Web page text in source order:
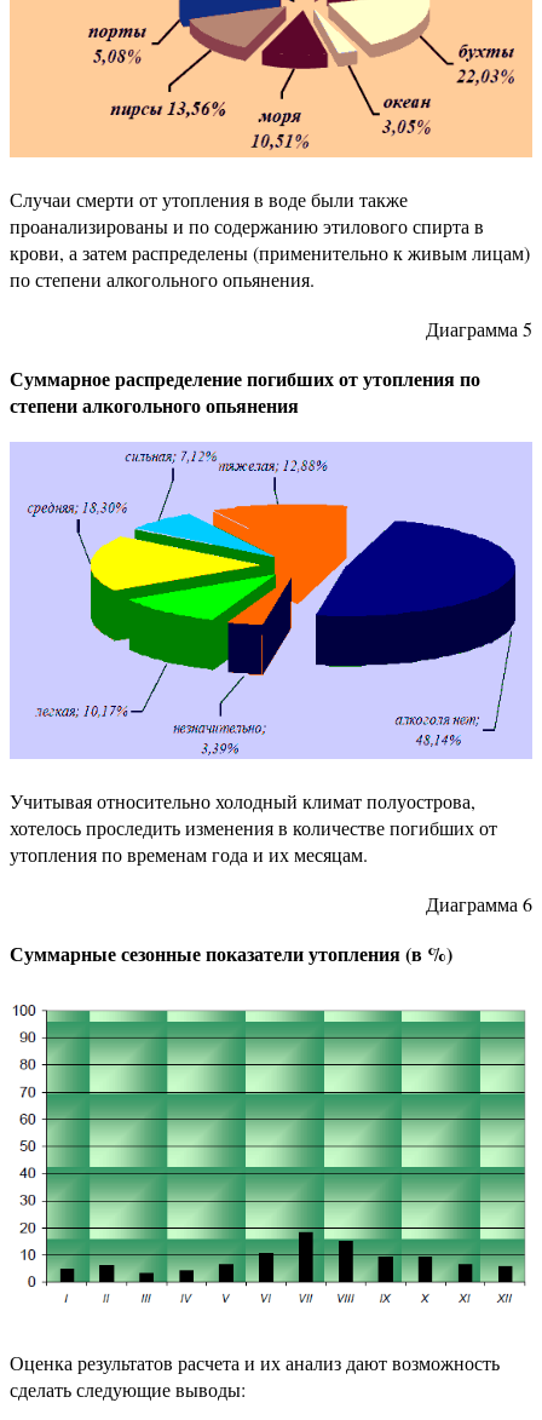
Случаи смерти от утопления в воде были также
проанализированы и по содержанию этилового спирта в
крови, а затем распределены (применительно к живым лицам)
по степени алкогольного опьянения.
Диаграмма 5
Суммарное распределение погибших от утопления по
степени алкогольного опьянения
Учитывая относительно холодный климат полуострова,
хотелось проследить изменения в количестве погибших от
утопления по временам года и их месяцам.
Диаграмма 6
Суммарные сезонные показатели утопления (в %)
Оценка результатов расчета и их анализ дают возможность
сделать следующие выводы: